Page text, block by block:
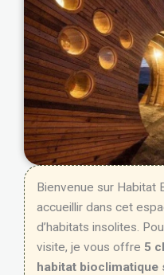
Bienvenue sur Habitat
accueillir dans cet
d’habitats insolites.
visite, je vous offre 5
habitat bioclimatique